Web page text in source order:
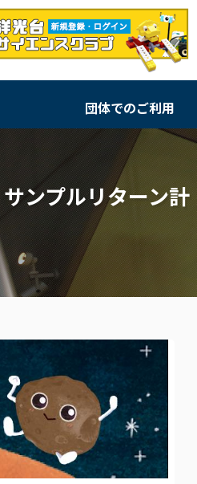
団体でのご利用
ンプルリターン計